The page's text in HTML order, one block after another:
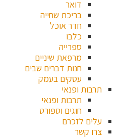
בריכת שחייה
חדר אוכל
ספרייה
מרפאת שיניים
חנות דברים שבים
עסקים בעמק
ופנאי
תרבות ופנאי
חוגים וספורט
לזכרם
קשר